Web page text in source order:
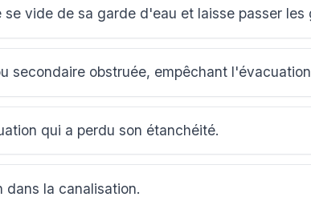
vide de sa garde d'eau et laisse passer les
secondaire obstruée, empêchant
qui a perdu son étanchéité.
dans la canalisation.